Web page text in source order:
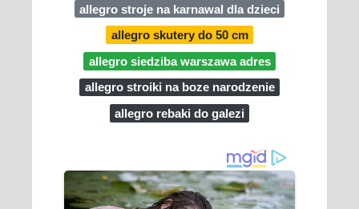
allegro stroje na karnawal dla dzieci
allegro skutery do 50 cm
allegro siedziba warszawa adres
allegro stroiki na boze narodzenie
allegro rebaki do galezi